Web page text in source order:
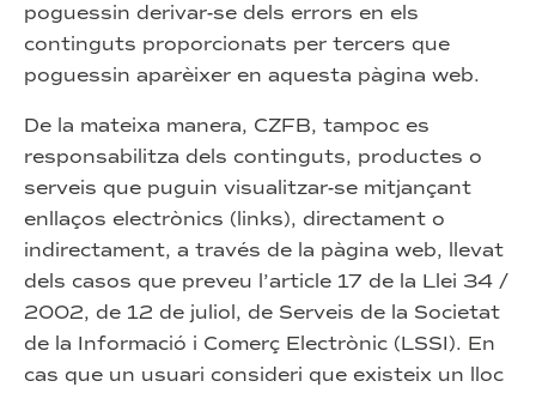
poguessin derivar-se dels errors en els
continguts proporcionats per tercers que
poguessin aparèixer en aquesta pàgina web.
De la mateixa manera, CZFB, tampoc es
responsabilitza dels continguts, productes o
serveis que puguin visualitzar-se mitjançant
enllaços electrònics (links), directament o
indirectament, a través de la pàgina web, llevat
dels casos que preveu l’article 17 de la Llei 34 /
2002, de 12 de juliol, de Serveis de la Societat
de la Informació i Comerç Electrònic (LSSI). En
cas que un usuari consideri que existeix un lloc